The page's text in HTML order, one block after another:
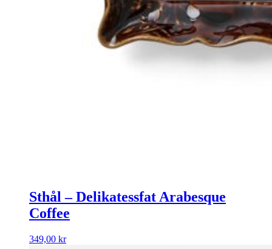
Sthål – Delikatessfat Arabesque
Coffee
349,00 kr